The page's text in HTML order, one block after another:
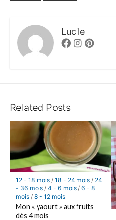
Lucile
FacebookInstagram
Pinterest
Related Posts
12 - 18 mois/ 18 - 24 mois/ 24
- 36 mois/ 4 - 6 mois/ 6 - 8
mois/ 8 - 12 mois
Mon « yaourt » aux fruits
dès 4 mois